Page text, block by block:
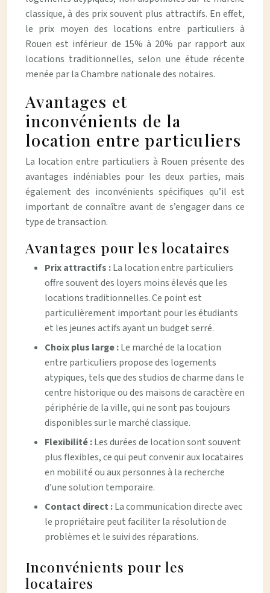
classique, à des prix souvent plus attractifs. En effet,
le prix moyen des locations entre particuliers à
Rouen est inférieur de 15% à 20% par rapport aux
locations traditionnelles, selon une étude récente
menée par la Chambre nationale des notaires.
Avantages et
inconvénients de la
location entre particuliers
La location entre particuliers à Rouen présente des
avantages indéniables pour les deux parties, mais
également des inconvénients spécifiques qu’il est
important de connaître avant de s’engager dans ce
type de transaction.
Avantages pour les locataires
Prix attractifs :La location entre particuliers
offre souvent des loyers moins élevés que les
locations traditionnelles. Ce point est
particulièrement important pour les étudiants
et les jeunes actifs ayant un budget serré.
Choix plus large :Le marché de la location
entre particuliers propose des logements
atypiques, tels que des studios de charme dans le
centre historique ou des maisons de caractère en
périphérie de la ville, qui ne sont pas toujours
disponibles sur le marché classique.
Flexibilité :Les durées de location sont souvent
plus flexibles, ce qui peut convenir aux locataires
en mobilité ou aux personnes à la recherche
d’une solution temporaire.
Contact direct :La communication directe avec
le propriétaire peut faciliter la résolution de
problèmes et le suivi des réparations.
Inconvénients pour les
locataires